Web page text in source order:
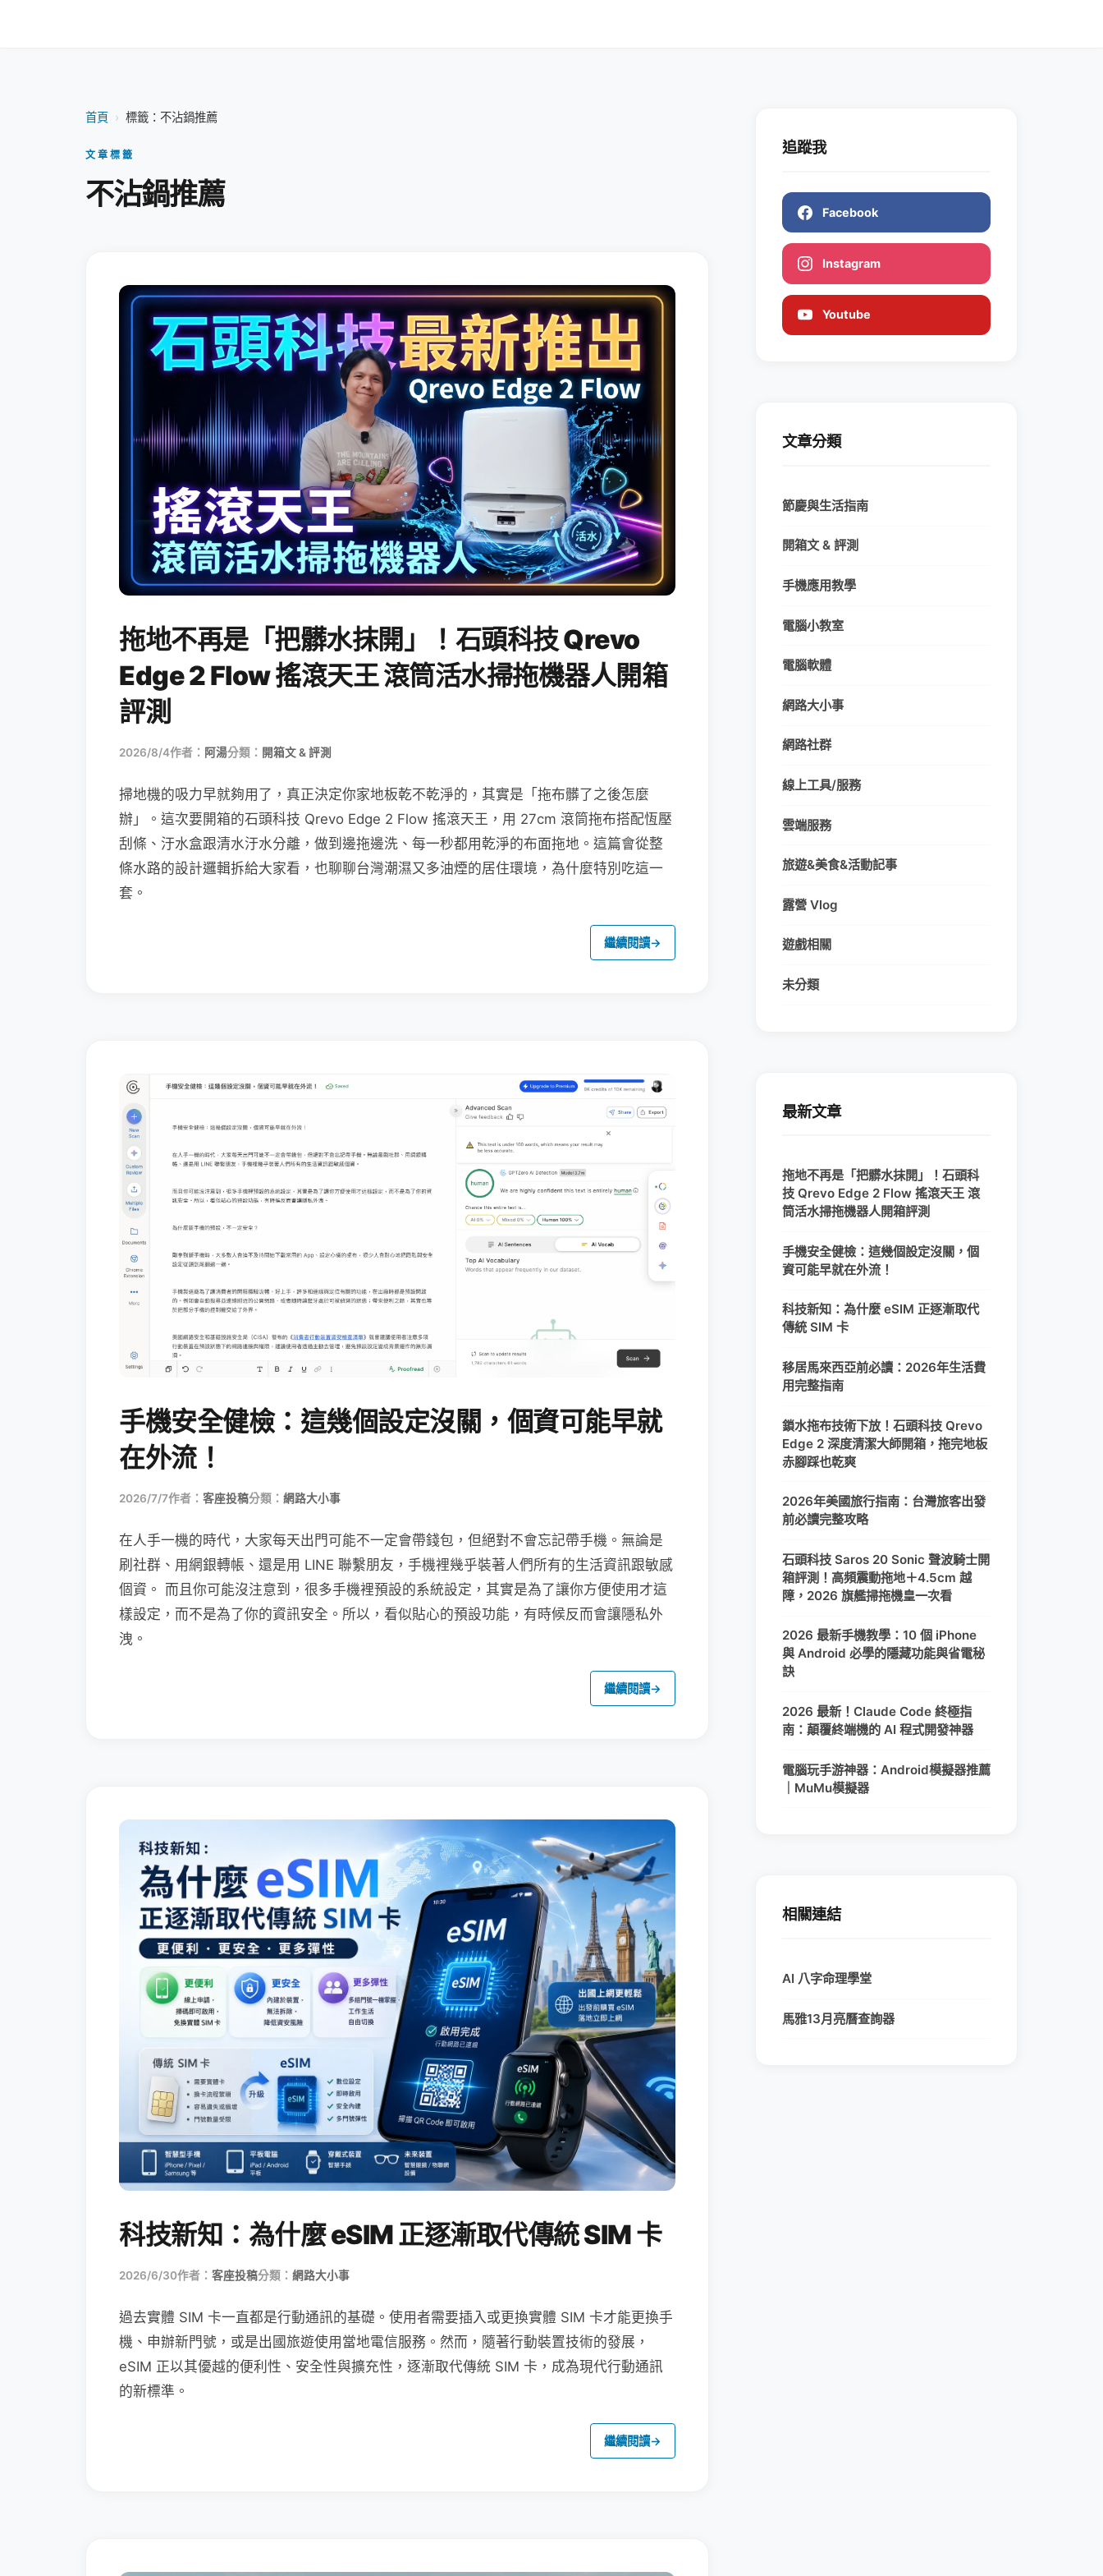
首頁 › 標籤：不沾鍋推薦
文章標籤
不沾鍋推薦
拖地不再是「把髒水抹開」！石頭科技 Qrevo
Edge 2 Flow 搖滾天王 滾筒活水掃拖機器人開箱
評測
2026/8/4作者： 阿湯分類： 開箱文 & 評測
掃地機的吸力早就夠用了，真正決定你家地板乾不乾淨的，其實是「拖布髒了之後怎麼
辦」。這次要開箱的石頭科技 Qrevo Edge 2 Flow 搖滾天王，用 27cm 滾筒拖布搭配恆壓
刮條、汙水盒跟清水汙水分離，做到邊拖邊洗、每一秒都用乾淨的布面拖地。這篇會從整
條水路的設計邏輯拆給大家看，也聊聊台灣潮濕又多油煙的居住環境，為什麼特別吃這一
套。
繼續閱讀→
手機安全健檢：這幾個設定沒關，個資可能早就
在外流！
2026/7/7作者： 客座投稿分類： 網路大小事
在人手一機的時代，大家每天出門可能不一定會帶錢包，但絕對不會忘記帶手機。無論是
刷社群、用網銀轉帳、還是用 LINE 聯繫朋友，手機裡幾乎裝著人們所有的生活資訊跟敏感
個資。 而且你可能沒注意到，很多手機裡預設的系統設定，其實是為了讓你方便使用才這
樣設定，而不是為了你的資訊安全。所以，看似貼心的預設功能，有時候反而會讓隱私外
洩。
繼續閱讀→
科技新知：為什麼 eSIM 正逐漸取代傳統 SIM 卡
2026/6/30作者： 客座投稿分類： 網路大小事
過去實體 SIM 卡一直都是行動通訊的基礎。使用者需要插入或更換實體 SIM 卡才能更換手
機、申辦新門號，或是出國旅遊使用當地電信服務。然而，隨著行動裝置技術的發展，
eSIM 正以其優越的便利性、安全性與擴充性，逐漸取代傳統 SIM 卡，成為現代行動通訊
的新標準。
繼續閱讀→
追蹤我
Facebook
Instagram
Youtube
文章分類
節慶與生活指南
開箱文 & 評測
手機應用教學
電腦小教室
電腦軟體
網路大小事
網路社群
線上工具/服務
雲端服務
旅遊&美食&活動記事
露營 Vlog
遊戲相關
未分類
最新文章
拖地不再是「把髒水抹開」！石頭科
技 Qrevo Edge 2 Flow 搖滾天王 滾
筒活水掃拖機器人開箱評測
手機安全健檢：這幾個設定沒關，個
資可能早就在外流！
科技新知：為什麼 eSIM 正逐漸取代
傳統 SIM 卡
移居馬來西亞前必讀：2026年生活費
用完整指南
鎖水拖布技術下放！石頭科技 Qrevo
Edge 2 深度清潔大師開箱，拖完地板
赤腳踩也乾爽
2026年美國旅行指南：台灣旅客出發
前必讀完整攻略
石頭科技 Saros 20 Sonic 聲波騎士開
箱評測！高頻震動拖地＋4.5cm 越
障，2026 旗艦掃拖機皇一次看
2026 最新手機教學：10 個 iPhone
與 Android 必學的隱藏功能與省電秘
訣
2026 最新！Claude Code 終極指
南：顛覆終端機的 AI 程式開發神器
電腦玩手游神器：Android模擬器推薦
｜MuMu模擬器
相關連結
AI 八字命理學堂
馬雅13月亮曆查詢器